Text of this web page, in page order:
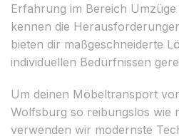
Erfahrung im Bereich
kennen die
bieten dir maßgeschneiderte
individuellen Bedürfnissen
Um deinen Möbeltransport
Wolfsburg so reibungslos wie
verwenden wir modernste